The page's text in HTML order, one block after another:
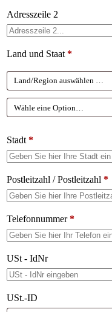
Adresszeile 2
Land und Staat *
Stadt *
Postleitzahl / Postleitzahl *
Telefonnummer*
USt - IdNr
USt.-ID